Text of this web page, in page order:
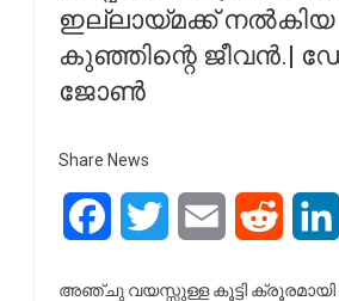
ഇല്ലായ്മക്ക്‌
കുഞ്ഞിന്റെ ജീവൻ.|
ജോൺ
Share News
FacebookTwitter Email Reddit
അഞ്ചു വയസ്സുള്ള കൂട്ടി ക്രൂരമായി